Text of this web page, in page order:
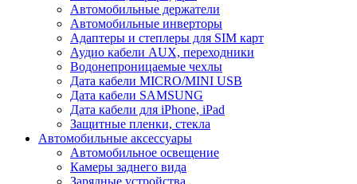
Автомобильные держатели
Автомобильные инверторы
Адаптеры и степлеры для SIM карт
Аудио кабели AUX, переходники
Водонепроницаемые чехлы
Дата кабели MICRO/MINI USB
Дата кабели SAMSUNG
Дата кабели для iPhone, iPad
Защитные пленки, стекла
Автомобильные аксессуары
Автомобильное освещение
Камеры заднего вида